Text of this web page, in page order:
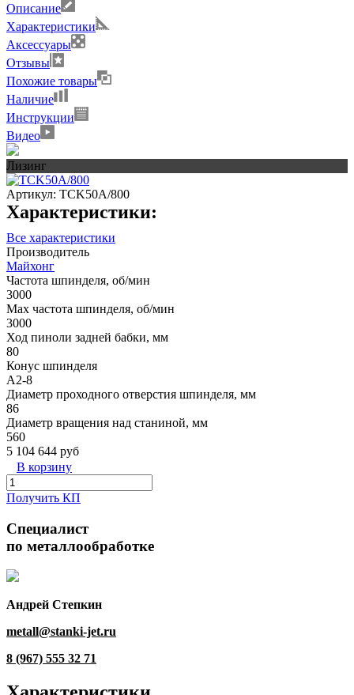
Описание
Характеристики
Аксессуары
Отзывы
Похожие товары
Наличие
Инструкции
Видео
Лизинг
Артикул: TCK50A/800
Характеристики:
Все характеристики
Производитель
Майхонг
Частота шпинделя, об/мин
3000
Max частота шпинделя, об/мин
3000
Ход пиноли задней бабки, мм
80
Конус шпинделя
A2-8
Диаметр проходного отверстия шпинделя, мм
86
Диаметр вращения над станиной, мм
560
5 104 644 руб
В корзину
Получить КП
Специалист
по металлообработке
Андрей Степкин
metall@stanki-jet.ru
8 (967) 555 32 71